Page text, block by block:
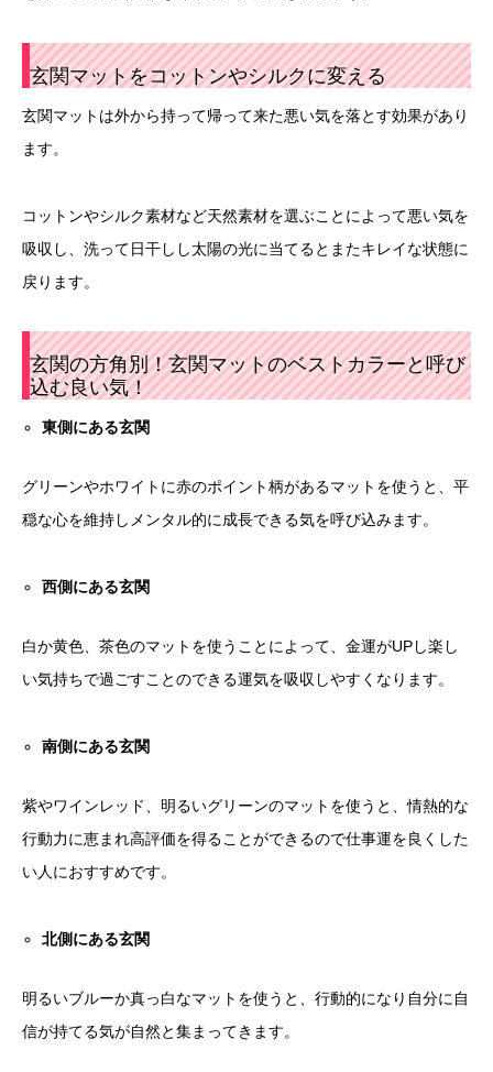
玄関マットをコットンやシルクに変える
玄関マットは外から持って帰って来た悪い気を落とす効果があり
ます。
コットンやシルク素材など天然素材を選ぶことによって悪い気を
吸収し、洗って日干しし太陽の光に当てるとまたキレイな状態に
戻ります。
玄関の方角別！玄関マットのベストカラーと呼び
込む良い気！
東側にある玄関
グリーンやホワイトに赤のポイント柄があるマットを使うと、平
穏な心を維持しメンタル的に成長できる気を呼び込みます。
西側にある玄関
白か黄色、茶色のマットを使うことによって、金運がUPし楽し
い気持ちで過ごすことのできる運気を吸収しやすくなります。
南側にある玄関
紫やワインレッド、明るいグリーンのマットを使うと、情熱的な
行動力に恵まれ高評価を得ることができるので仕事運を良くした
い人におすすめです。
北側にある玄関
明るいブルーか真っ白なマットを使うと、行動的になり自分に自
信が持てる気が自然と集まってきます。